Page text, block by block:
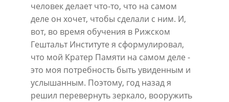
человек делает что-то, что на самом
деле он хочет, чтобы сделали с ним. И,
вот, во время обучения в Рижском
Гештальт Институте я сформулировал,
что мой Кратер Памяти на самом деле -
это моя потребность быть увиденным и
услышанным. Поэтому, год назад я
решил перевернуть зеркало, вооружить